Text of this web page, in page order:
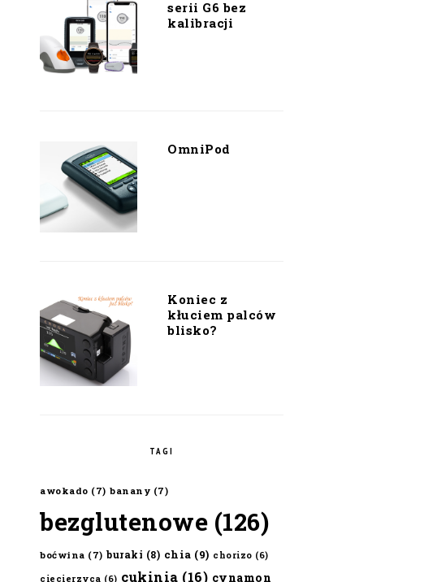
serii G6 bez
kalibracji
OmniPod
Koniec z
kłuciem palców
blisko?
TAGI
awokado (7) banany (7)
bezglutenowe (126)
boćwina (7) buraki (8) chia (9) chorizo (6)
ciecierzyca (6) cukinia (16) cynamon